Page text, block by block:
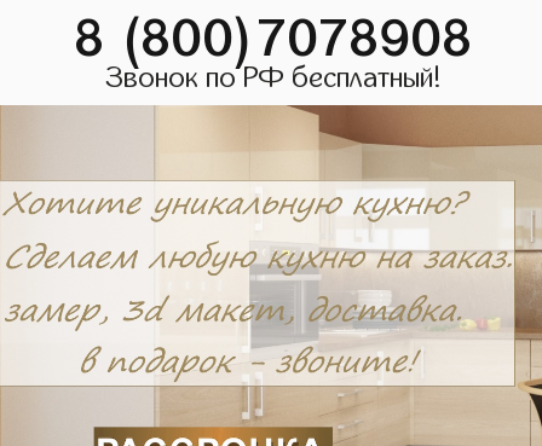
8 (800)7078908
Звонок по РФ бесплатный!